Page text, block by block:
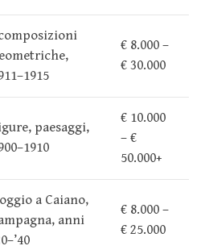
€ 8.000 –
€ 30.000
paesaggi,
€ 10.000
– €
50.000+
a Caiano,
anni
€ 8.000 –
€ 25.000